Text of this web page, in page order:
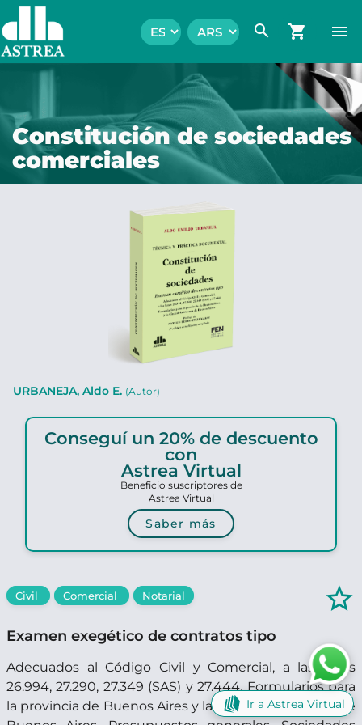
search shopping_cart menu
Constitución de sociedades
comerciales
URBANEJA, Aldo E. (Autor)
Conseguí un 20% de descuento
con
Astrea Virtual
Beneficio suscriptores de
Astrea Virtual
Saber más
Civil Comercial Notarial star_border
Examen exegético de contratos tipo
Adecuados al Código Civil y Comercial, a las leyes
26.994, 27.290, 27.349 (SAS) y 27.444. Formularios para
la provincia de Buenos Aires y la Ciudad Autónoma de
Ir a Astrea Virtual